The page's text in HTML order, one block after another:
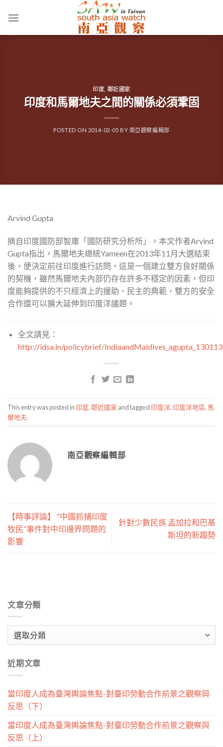
印度 鄰近國家
印度和馬爾地夫之間的關係必須鞏固
POSTED ON 2014-02-05 BY 南亞觀察編輯部
Arvind Gupta
摘自印度國防部智庫「國防研究分析所」。本文作者Arvind
Gupta指出，馬爾地夫總統Yameen在2013年11月大選結束
後，便決定前往印度進行訪問，這是一個建立雙方良好關係
的契機，雖然馬爾地夫內部仍存在許多不穩定的因素，但印
度能夠提供的不只經濟上的援助、民主的典範，雙方的安全
合作還可以擴大延伸到印度洋議題。
全文請見：
http://idsa.in/policybrief/IndiaandMaldives_agupta_130113
This entry was posted in 印度,鄰近國家 and tagged 印度洋, 印度洋地區, 馬
爾地夫.
南亞觀察編輯部
【時事評論】 “中國抓捕印度
牧民”事件對中印邊界問題的
影響
針對少數民族 孟加拉和巴基
斯坦的新趨勢
文章分類
類
近期文章
當印度人成為臺灣輿論焦點-對臺印勞動合作前景之觀察與
反思（下）
當印度人成為臺灣輿論焦點-對臺印勞動合作前景之觀察與
反思（上）